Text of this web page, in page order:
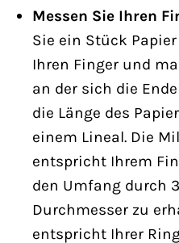
Messen Sie Ihren
Sie ein Stück
Ihren Finger und
an der sich die
die Länge des
einem Lineal. Die
entspricht Ihrem
den Umfang durch
Durchmesser zu
entspricht Ihrer